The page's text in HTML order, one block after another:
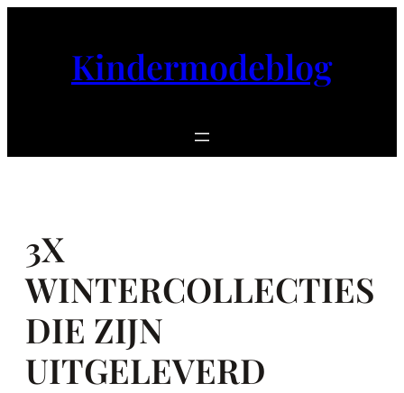
Kindermodeblog
3X
WINTERCOLLECTIES
DIE ZIJN
UITGELEVERD